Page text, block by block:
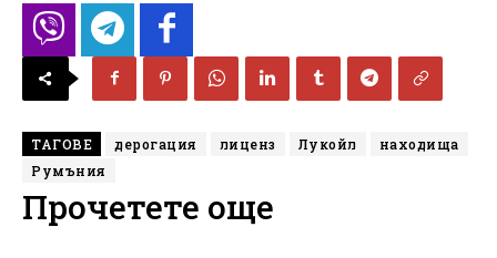
ТАГОВЕ дерогация лиценз Лукойл
находища
Румъния
Прочетете още